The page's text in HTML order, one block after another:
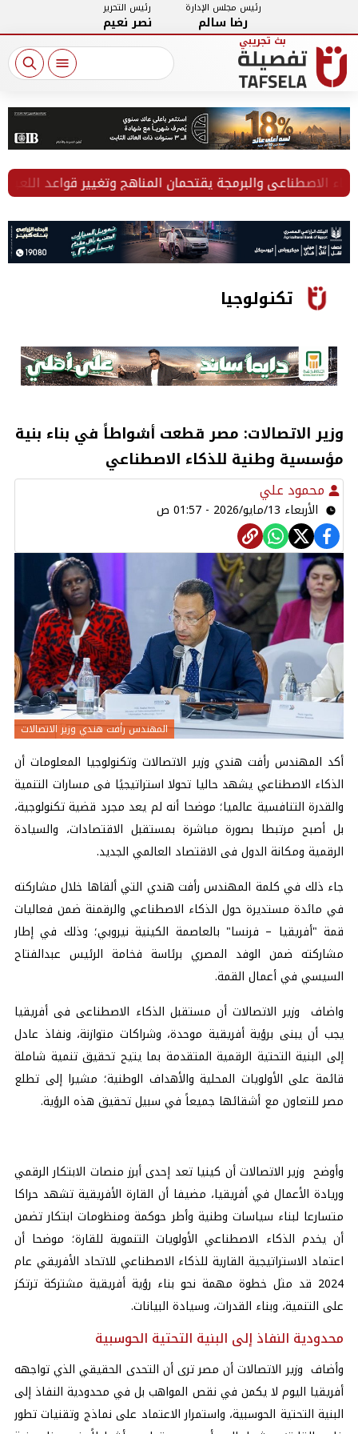
رئيس مجلس الإدارة
رضا سالم
رئيس التحرير
نصر نعيم
والبرمجة يقتحمان المناهج وتغيير قواعد اللعبة
تكنولوجيا
وزير الاتصالات: مصر قطعت أشواطاً في بناء بنية
مؤسسية وطنية للذكاء الاصطناعي
محمود علي
الأربعاء 13/مايو/2026 - 01:57 ص
المهندس رأفت هندي وزير الاتصالات
أكد المهندس رأفت هندي وزير الاتصالات وتكنولوجيا المعلومات أن
الذكاء الاصطناعي يشهد حاليا تحولا استراتيجيًا فى مسارات التنمية
والقدرة التنافسية عالميا؛ موضحا أنه لم يعد مجرد قضية تكنولوجية،
بل أصبح مرتبطا بصورة مباشرة بمستقبل الاقتصادات، والسيادة
الرقمية ومكانة الدول فى الاقتصاد العالمي الجديد.
جاء ذلك في كلمة المهندس رأفت هندي التي ألقاها خلال مشاركته
في مائدة مستديرة حول الذكاء الاصطناعي والرقمنة ضمن فعاليات
قمة "أفريقيا – فرنسا" بالعاصمة الكينية نيروبي؛ وذلك في إطار
مشاركته ضمن الوفد المصري برئاسة فخامة الرئيس عبدالفتاح
السيسي في أعمال القمة.
واضاف وزير الاتصالات أن مستقبل الذكاء الاصطناعى فى أفريقيا
يجب أن يبنى برؤية أفريقية موحدة، وشراكات متوازنة، ونفاذ عادل
إلى البنية التحتية الرقمية المتقدمة بما يتيح تحقيق تنمية شاملة
قائمة على الأولويات المحلية والأهداف الوطنية؛ مشيرا إلى تطلع
مصر للتعاون مع أشقائها جميعاً في سبيل تحقيق هذه الرؤية.
وأوضح وزير الاتصالاتأن كينيا تعد إحدى أبرز منصات الابتكار الرقمي
وريادة الأعمال في أفريقيا، مضيفا أن القارة الأفريقية تشهد حراكا
متسارعا لبناء سياسات وطنية وأطر حوكمة ومنظومات ابتكار تضمن
أن يخدم الذكاء الاصطناعي الأولويات التنموية للقارة؛ موضحا أن
اعتماد الاستراتيجية القارية للذكاء الاصطناعي للاتحاد الأفريقي عام
2024 قد مثل خطوة مهمة نحو بناء رؤية أفريقية مشتركة ترتكز
على التنمية، وبناء القدرات، وسيادة البيانات.
محدودية النفاذ إلى البنية التحتية الحوسبية
وأضاف وزير الاتصالات أن مصر ترى أن التحدى الحقيقي الذي تواجهه
أفريقيا اليوم لا يكمن في نقص المواهب بل في محدودية النفاذ إلى
البنية التحتية الحوسبية، واستمرار الاعتماد على نماذج وتقنيات تطور